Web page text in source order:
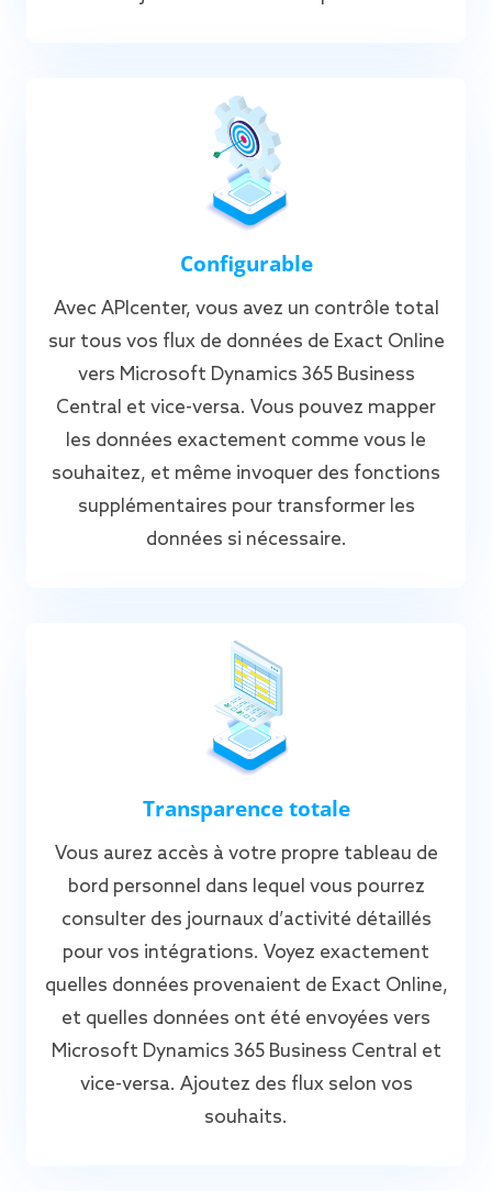
Configurable
Avec APIcenter, vous avez un contrôle total
sur tous vos flux de données de Exact Online
vers Microsoft Dynamics 365 Business
Central et vice-versa. Vous pouvez mapper
les données exactement comme vous le
souhaitez, et même invoquer des fonctions
supplémentaires pour transformer les
données si nécessaire.
Transparence totale
Vous aurez accès à votre propre tableau de
bord personnel dans lequel vous pourrez
consulter des journaux d’activité détaillés
pour vos intégrations. Voyez exactement
quelles données provenaient de Exact Online,
et quelles données ont été envoyées vers
Microsoft Dynamics 365 Business Central et
vice-versa. Ajoutez des flux selon vos
souhaits.